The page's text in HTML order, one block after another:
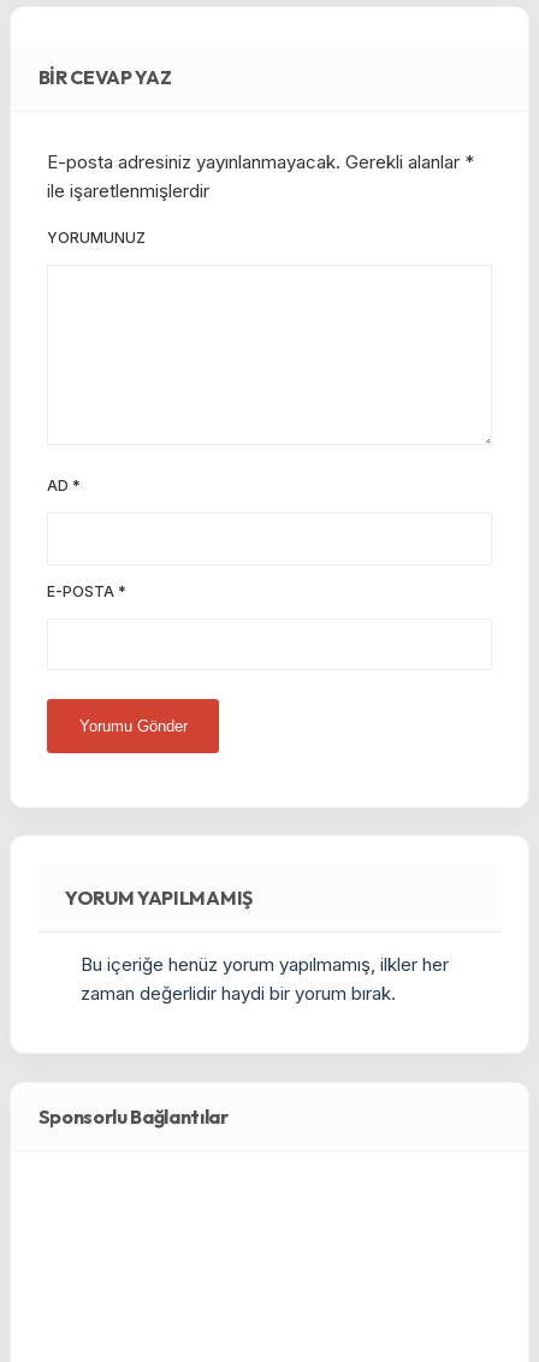
BIR CEVAP YAZ
E-posta adresiniz yayınlanmayacak. Gerekli alanlar *
ile işaretlenmişlerdir
YORUMUNUZ
AD *
E-POSTA *
YORUM YAPILMAMIŞ
Bu içeriğe henüz yorum yapılmamış, ilkler her
zaman değerlidir haydi bir yorum bırak.
Sponsorlu Bağlantılar